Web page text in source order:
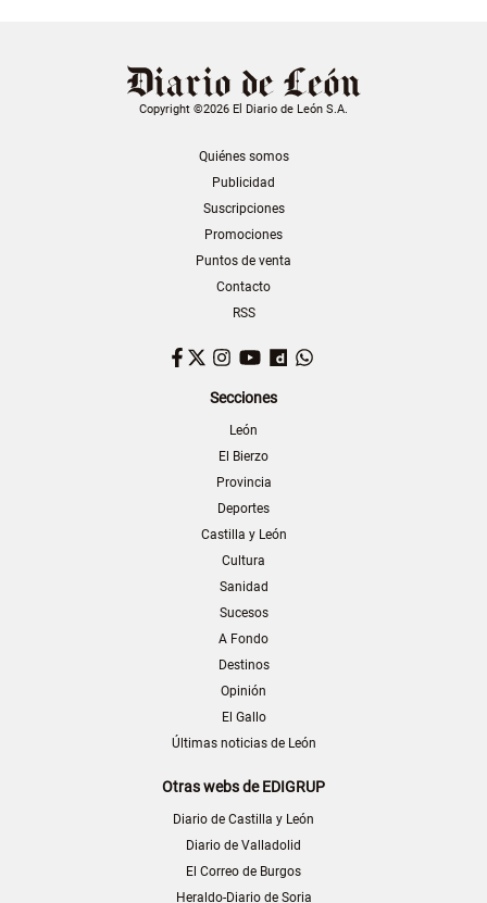
Copyright ©2026 El Diario de León S.A.
Quiénes somos
Publicidad
Suscripciones
Promociones
Puntos de venta
Contacto
RSS
Facebook
TwitterInstagram
YouTubeDailymotion
Secciones
León
El Bierzo
Provincia
Deportes
Castilla y León
Cultura
Sanidad
Sucesos
A Fondo
Destinos
Opinión
El Gallo
Últimas noticias de León
Otras webs de EDIGRUP
Diario de Castilla y León
Diario de Valladolid
El Correo de Burgos
Heraldo-Diario de Soria